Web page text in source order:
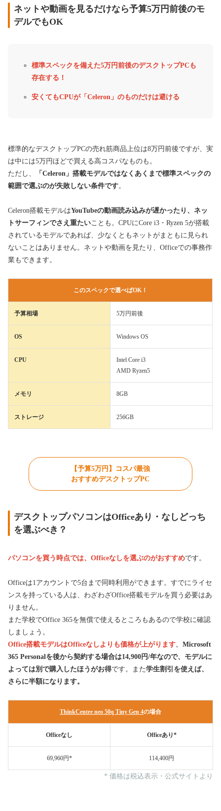
ネットや動画を見るだけなら予算5万円前後のモ
デルでもOK
標準スペックを備えた5万円前後のデスクトップPCも
存在する！
安くてもCPUが「Celeron」のものだけは避ける
標準的なデスクトップPCの売れ筋商品上位は8万円前後ですが、実
は中には5万円ほどで買える高コスパなものも。
ただし、
「Celeron」搭載モデルではなくあくまで標準スペックの
範囲で選ぶのが失敗しない条件です。
Celeron搭載モデルはYouTubeの動画読み込みが遅かったり、ネッ
トサーフィンでさえ重たいことも。CPUにCore i3・Ryzen 5が搭載
されているモデルであれば、少なくともネットがまともに見られ
ないことはありません。ネットや動画を見たり、Officeでの事務作
業もできます。
このスペックで選べばOK！
予算相場 5万円前後
OS Windows OS
CPU
Intel Core i3
AMD Ryzen5
メモリ 8GB
ストレージ 256GB
【予算5万円】コスパ最強
おすすめデスクトップPC
デスクトップパソコンはOfficeあり・なしどっち
を選ぶべき？
パソコンを買う時点では、Officeなしを選ぶのがおすすめです。
Officeは1アカウントで5台まで同時利用ができます。すでにライセ
ンスを持っている人は、わざわざOffice搭載モデルを買う必要はあ
りません。
また学校でOffice 365を無償で使えるところもあるので学校に確認
しましょう。
Office搭載モデルはOfficeなしよりも価格が上がります。 Microsoft
365 Personalを後から契約する場合は14,900円/年なので、モデルに
よっては別で購入したほうがお得です。また学生割引を使えば、
さらに半額になります。
ThinkCentre neo 50q Tiny Gen 4の場合
Officeなし Officeあり*
69,960円* 114,400円
* 価格は税込表示・公式サイトより